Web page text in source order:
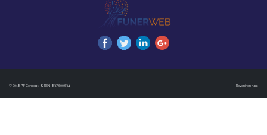
Revenir en haut
© 2018 PF Concept · SIREN : 837 600 634